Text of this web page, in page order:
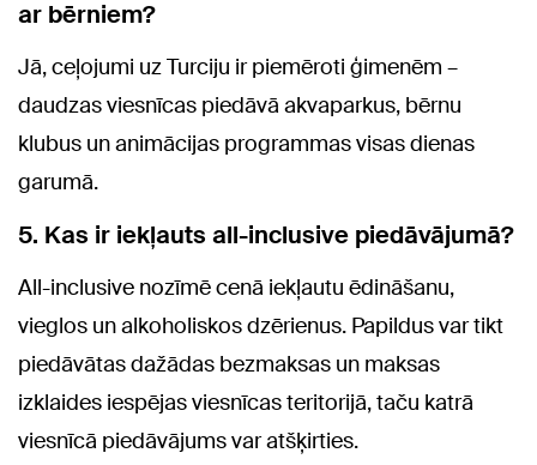
ar bērniem?
Jā, ceļojumi uz Turciju ir piemēroti ģimenēm –
daudzas viesnīcas piedāvā akvaparkus, bērnu
klubus un animācijas programmas visas dienas
garumā.
5. Kas ir iekļauts all-inclusive piedāvājumā?
All-inclusive nozīmē cenā iekļautu ēdināšanu,
vieglos un alkoholiskos dzērienus. Papildus var tikt
piedāvātas dažādas bezmaksas un maksas
izklaides iespējas viesnīcas teritorijā, taču katrā
viesnīcā piedāvājums var atšķirties.